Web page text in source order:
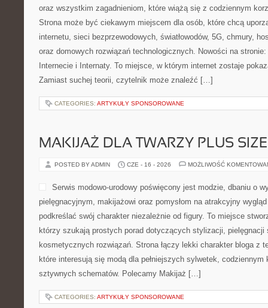
oraz wszystkim zagadnieniom, które wiążą się z codziennym
Strona może być ciekawym miejscem dla osób, które chcą
internetu, sieci bezprzewodowych, światłowodów, 5G, chmury,
oraz domowych rozwiązań technologicznych. Nowości na
Internecie i Internaty. To miejsce, w którym internet zostaje
Zamiast suchej teorii, czytelnik może znaleźć […]
CATEGORIES: ARTYKUŁY SPONSOROWANE
MAKIJAŻ DLA TWARZY PLUS SIZE
POSTED BY ADMIN CZE - 16 - 2026 MOŻLIWOŚĆ
Serwis modowo-urodowy poświęcony jest modzie, dbaniu o
pielęgnacyjnym, makijażowi oraz pomysłom na atrakcyjny
podkreślać swój charakter niezależnie od figury. To miejsce
którzy szukają prostych porad dotyczących stylizacji, pielęgnacji
kosmetycznych rozwiązań. Strona łączy lekki charakter bloga z
które interesują się modą dla pełniejszych sylwetek, codziennym
sztywnych schematów. Polecamy Makijaż […]
CATEGORIES: ARTYKUŁY SPONSOROWANE